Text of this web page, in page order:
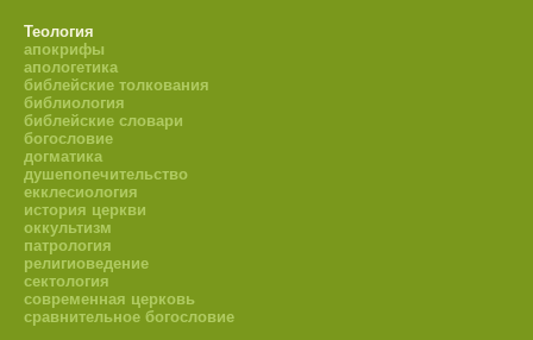
Теология
апокрифы
апологетика
библейские толкования
библиология
библейские словари
богословие
догматика
душепопечительство
екклесиология
история церкви
оккультизм
патрология
религиоведение
сектология
современная церковь
сравнительное богословие